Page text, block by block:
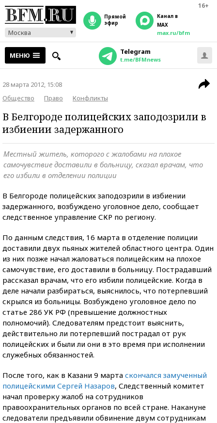
16+
Москва
прямой
эфир
Канал в
MAX
max.ru/bfm
МЕНЮ Telegram
t.me/BFMnews
28 марта 2012, 15:08
Общество
Право Конфликты
В Белгороде полицейских заподозрили в
избиении задержанного
Местный житель, которого с жалобами на плохое
самочувствие доставили в больницу, сказал врачам, что
его избили в отделении полиции
В Белгороде полицейских заподозрили в избиении
задержанного, возбуждено уголовное дело, сообщает
следственное управление СКР по региону.
По данным следствия, 16 марта в отделение полиции
доставили двух пьяных жителей областного центра. Один
из них позже начал жаловаться полицейским на плохое
самочувствие, его доставили в больницу. Пострадавший
рассказал врачам, что его избили полицейские. Когда в
деле начали разбираться, выяснилось, что потерпевший
скрылся из больницы. Возбуждено уголовное дело по
статье 286 УК РФ (превышение должностных
полномочий). Следователям предстоит выяснить,
действительно ли потерпевший пострадал от рук
полицейских и были ли они в это время при исполнении
служебных обязанностей.
После того, как в Казани 9 марта скончался замученный
полицейскими Сергей Назаров, Следственный комитет
начал проверку жалоб на сотрудников
правоохранительных органов по всей стране. Накануне
следователи предъявили обвинение двум сотрудникам